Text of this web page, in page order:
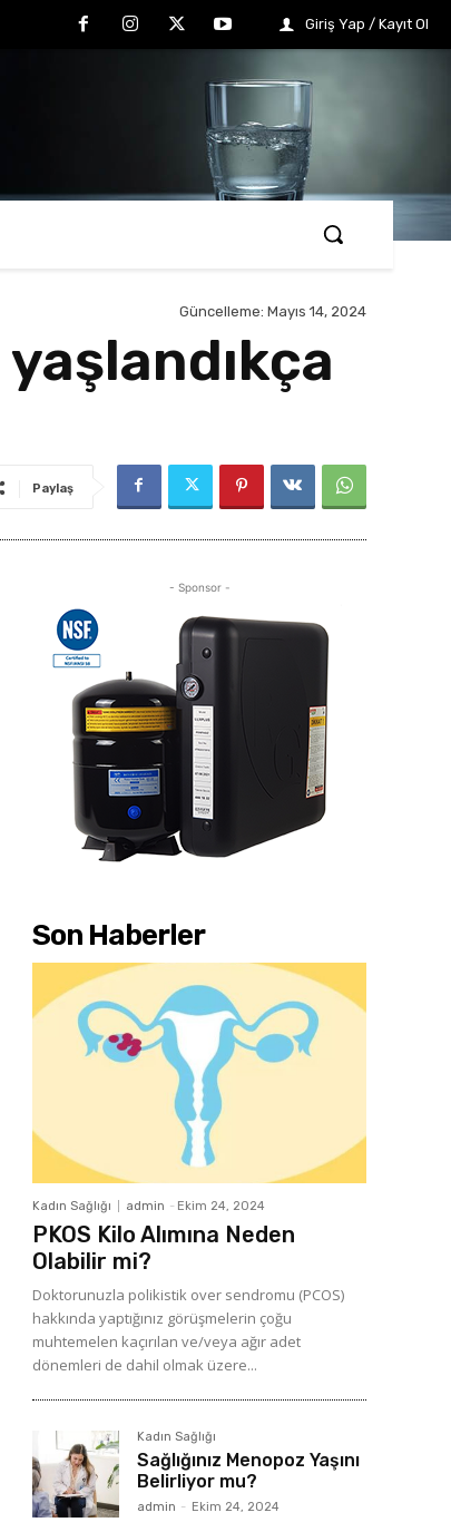
Giriş Yap / Kayıt Ol
Güncelleme: Mayıs 14, 2024
Paylaş
- Sponsor -
Son Haberler
Kadın Sağlığı admin - Ekim 24, 2024
PKOS Kilo Alımına Neden
Olabilir mi?
Doktorunuzla polikistik over sendromu (PCOS)
hakkında yaptığınız görüşmelerin çoğu
muhtemelen kaçırılan ve/veya ağır adet
dönemleri de dahil olmak üzere...
Kadın Sağlığı
Sağlığınız Menopoz Yaşını
Belirliyor mu?
admin - Ekim 24, 2024